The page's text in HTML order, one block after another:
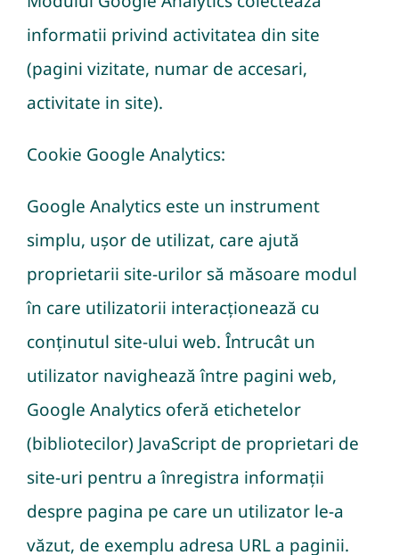
informatii privind activitatea din site
(pagini vizitate, numar de accesari,
activitate in site).
Cookie Google Analytics:
Google Analytics este un instrument
simplu, ușor de utilizat, care ajută
proprietarii site-urilor să măsoare modul
în care utilizatorii interacționează cu
conținutul site-ului web. Întrucât un
utilizator navighează între pagini web,
Google Analytics oferă etichetelor
(bibliotecilor) JavaScript de proprietari de
site-uri pentru a înregistra informații
despre pagina pe care un utilizator le-a
văzut, de exemplu adresa URL a paginii.